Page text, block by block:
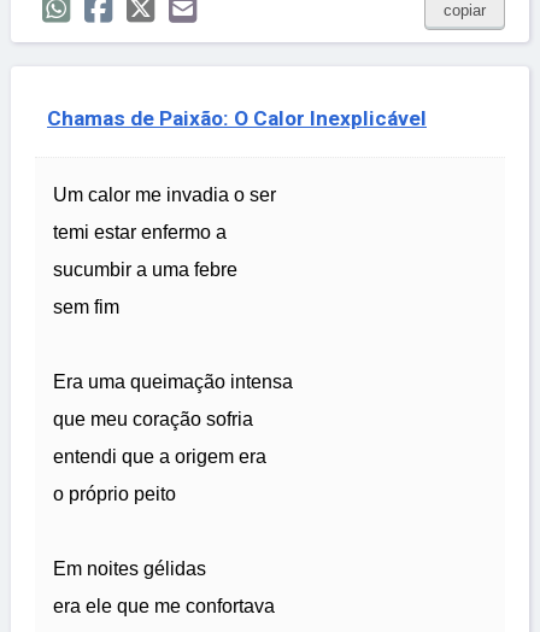
copiar
Chamas de Paixão: O Calor Inexplicável
Um calor me invadia o ser
temi estar enfermo a
sucumbir a uma febre
sem fim
Era uma queimação intensa
que meu coração sofria
entendi que a origem era
o próprio peito
Em noites gélidas
era ele que me confortava